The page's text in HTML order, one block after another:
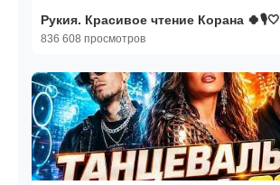
Рукия. Красивое чтение Корана 🍀🎙️🤍
836 608 просмотров